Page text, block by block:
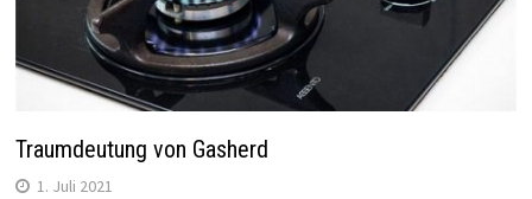
Traumdeutung von Gasherd
1. Juli 2021